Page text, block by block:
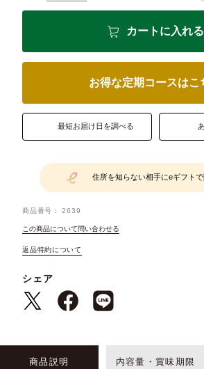
カートに入れる
お得な定期コースはこ
最短お届け日を調べる
住所を知らない相手にeギフト
商品番号 2639
この商品について問い合わせる
返品特約について
シェア
商品説明 内容量・賞味期限